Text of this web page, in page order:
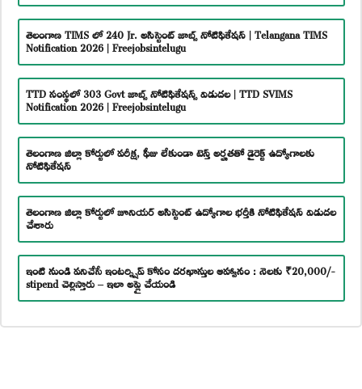
తెలంగాణ TIMS లో 240 Jr. అసిస్టెంట్ జాబ్స్ నోటిఫికేషన్ | Telangana TIMS
Notification 2026 | Freejobsintelugu
TTD సంస్థలో 303 Govt జాబ్స్ నోటిఫికేషన్స్ విడుదల | TTD SVIMS
Notification 2026 | Freejobsintelugu
తెలంగాణ జిల్లా కోర్టులో పరీక్ష, ఫీజు లేకుండా టెన్త్ అర్హతతో డైరెక్ట్ ఉద్యోగాలకు
నోటిఫికేషన్
తెలంగాణ జిల్లా కోర్టులో జూనియర్ అసిస్టెంట్ ఉద్యోగాల భర్తీకి నోటిఫికేషన్ విడుదల
చేశారు
ఇంటి నుండి పనిచేసే ఇంటర్న్షిప్ కోసం దరఖాస్తుల ఆహ్వానం : నెలకు ₹20,000/-
stipend చెల్లిస్తారు – ఇలా అప్లై చేయండి